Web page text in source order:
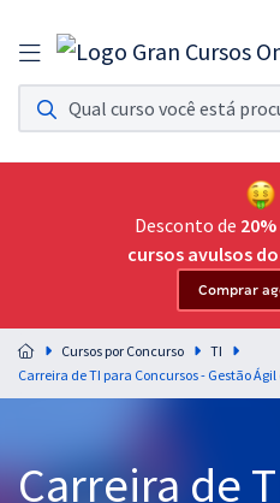
Assinatura Ilimitada 11
Acesso a todos os cursos. Teste grátis por
Assinatura OAB Até Passar
Acesso ilimitado a toda preparação para
Residências Multiprofissionais
Preparação completa e intensiva para
residências em saúde do Brasil
Assinatura Ilimitada
Desconto de
cursos avulsos do
Comprar
Cursos por Concurso
TI
Carreira de